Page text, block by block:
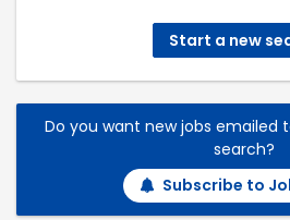
Start a new
Do you want new jobs emailed
search?
Subscribe to